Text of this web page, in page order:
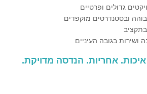
גדולים ופרטיים
ובסטנדרטים מוקפדים
ושירות בגובה העיניים
אחריות. הנדסה מדויקת.